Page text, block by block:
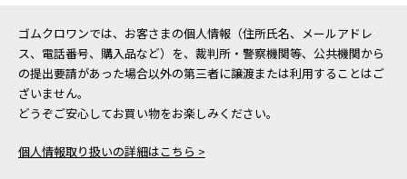
ゴムクロワンでは、お客さまの個人情報（住所氏名、メールアドレ
ス、電話番号、購入品など）を、裁判所・警察機関等、公共機関から
の提出要請があった場合以外の第三者に譲渡または利用することはご
ざいません。
どうぞご安心してお買い物をお楽しみください。
個人情報取り扱いの詳細はこちら >